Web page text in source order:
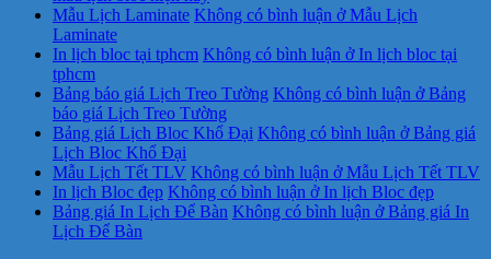
Mẫu Lịch Laminate Không có bình luận ở Mẫu Lịch
Laminate
In lịch bloc tại tphcm Không có bình luận ở In lịch bloc tại
tphcm
Bảng báo giá Lịch Treo Tường Không có bình luận ở Bảng
báo giá Lịch Treo Tường
Bảng giá Lịch Bloc Khổ Đại Không có bình luận ở Bảng giá
Lịch Bloc Khổ Đại
Mẫu Lịch Tết TLV Không có bình luận ở Mẫu Lịch Tết TLV
In lịch Bloc đẹp Không có bình luận ở In lịch Bloc đẹp
Bảng giá In Lịch Để Bàn Không có bình luận ở Bảng giá In
Lịch Để Bàn